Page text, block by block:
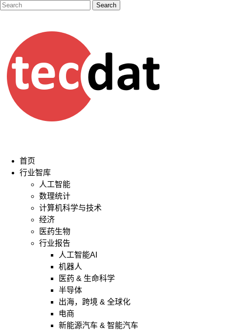
首页
行业智库
人工智能
数理统计
计算机科学与技术
经济
医药生物
行业报告
人工智能AI
机器人
医药 & 生命科学
半导体
出海，跨境 & 全球化
电商
新能源汽车 & 智能汽车